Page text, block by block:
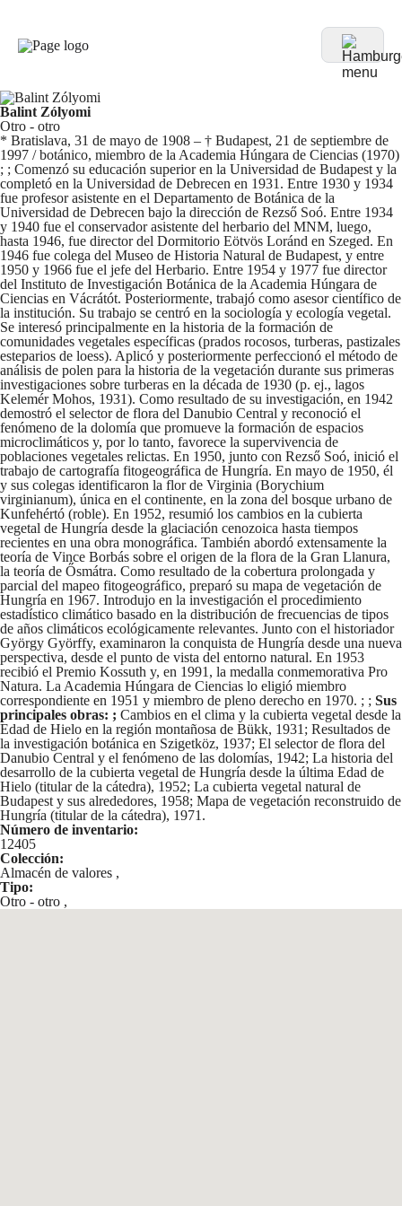
Balint Zólyomi
Otro - otro
* Bratislava, 31 de mayo de 1908 – † Budapest, 21 de septiembre de
1997 / botánico, miembro de la Academia Húngara de Ciencias (1970)
; ; Comenzó su educación superior en la Universidad de Budapest y la
completó en la Universidad de Debrecen en 1931. Entre 1930 y 1934
fue profesor asistente en el Departamento de Botánica de la
Universidad de Debrecen bajo la dirección de Rezső Soó. Entre 1934
y 1940 fue el conservador asistente del herbario del MNM, luego,
hasta 1946, fue director del Dormitorio Eötvös Loránd en Szeged. En
1946 fue colega del Museo de Historia Natural de Budapest, y entre
1950 y 1966 fue el jefe del Herbario. Entre 1954 y 1977 fue director
del Instituto de Investigación Botánica de la Academia Húngara de
Ciencias en Vácrátót. Posteriormente, trabajó como asesor científico de
la institución. Su trabajo se centró en la sociología y ecología vegetal.
Se interesó principalmente en la historia de la formación de
comunidades vegetales específicas (prados rocosos, turberas, pastizales
esteparios de loess). Aplicó y posteriormente perfeccionó el método de
análisis de polen para la historia de la vegetación durante sus primeras
investigaciones sobre turberas en la década de 1930 (p. ej., lagos
Kelemér Mohos, 1931). Como resultado de su investigación, en 1942
demostró el selector de flora del Danubio Central y reconoció el
fenómeno de la dolomía que promueve la formación de espacios
microclimáticos y, por lo tanto, favorece la supervivencia de
poblaciones vegetales relictas. En 1950, junto con Rezső Soó, inició el
trabajo de cartografía fitogeográfica de Hungría. En mayo de 1950, él
y sus colegas identificaron la flor de Virginia (Borychium
virginianum), única en el continente, en la zona del bosque urbano de
Kunfehértó (roble). En 1952, resumió los cambios en la cubierta
vegetal de Hungría desde la glaciación cenozoica hasta tiempos
recientes en una obra monográfica. También abordó extensamente la
teoría de Vince Borbás sobre el origen de la flora de la Gran Llanura,
la teoría de Ősmátra. Como resultado de la cobertura prolongada y
parcial del mapeo fitogeográfico, preparó su mapa de vegetación de
Hungría en 1967. Introdujo en la investigación el procedimiento
estadístico climático basado en la distribución de frecuencias de tipos
de años climáticos ecológicamente relevantes. Junto con el historiador
György Györffy, examinaron la conquista de Hungría desde una nueva
perspectiva, desde el punto de vista del entorno natural. En 1953
recibió el Premio Kossuth y, en 1991, la medalla conmemorativa Pro
Natura. La Academia Húngara de Ciencias lo eligió miembro
correspondiente en 1951 y miembro de pleno derecho en 1970. ; ; Sus
principales obras: ; Cambios en el clima y la cubierta vegetal desde la
Edad de Hielo en la región montañosa de Bükk, 1931; Resultados de
la investigación botánica en Szigetköz, 1937; El selector de flora del
Danubio Central y el fenómeno de las dolomías, 1942; La historia del
desarrollo de la cubierta vegetal de Hungría desde la última Edad de
Hielo (titular de la cátedra), 1952; La cubierta vegetal natural de
Budapest y sus alrededores, 1958; Mapa de vegetación reconstruido de
Hungría (titular de la cátedra), 1971.
Número de inventario:
12405
Colección:
Almacén de valores ,
Tipo:
Otro - otro ,